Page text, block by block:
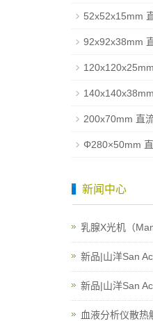
52x52x15mm
92x92x38mm
200x70mm 直
Φ280×50mm
新闻中心
乳腺X光机（
新品|山洋San
新品|山洋San
血液分析仪散热